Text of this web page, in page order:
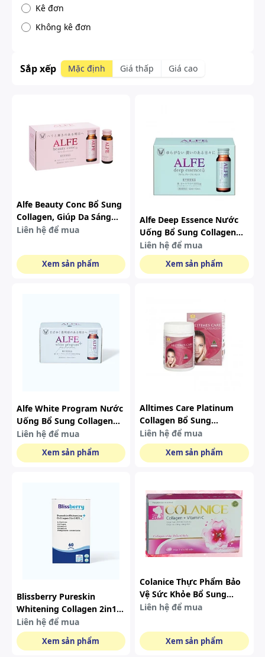
Kê đơn
Không kê đơn
Sắp xếp Mặc định Giá thấp Giá cao
Alfe Beauty Conc Bổ Sung
Collagen, Giúp Da Sáng
Đẹp Mịn Màng Hộp 10
Liên hệ để mua
Xem sản phẩm
Alfe Deep Essence Nước
Uống Bổ Sung Collagen
Hỗ Trợ Làm Đẹp Da (10
Chai X 50ml)
Liên hệ để mua
Xem sản phẩm
Alfe White Program Nước
Uống Bổ Sung Collagen
1000mg Hỗ Trợ Giảm Nám
Sạm Da ( Hộp 10 Chai)
Liên hệ để mua
Xem sản phẩm
Alltimes Care Platinum
Collagen Bổ Sung
Collagen Giúp Đẹp Da (60
Viên/hộp)
Liên hệ để mua
Xem sản phẩm
Blissberry Pureskin
Whitening Collagen 2in1
Hỗ Trợ Làm Đẹp Da (hộp
60 Viên)
Liên hệ để mua
Xem sản phẩm
Colanice Thực Phẩm Bảo
Vệ Sức Khỏe Bổ Sung
Collagen (hop 30vien)
Liên hệ để mua
Xem sản phẩm